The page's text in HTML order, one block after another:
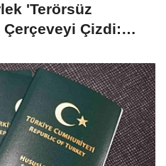
'Terörsüz
Çizdi: